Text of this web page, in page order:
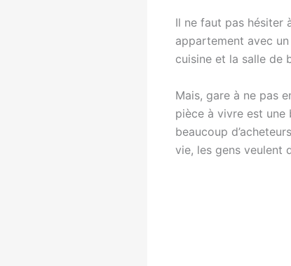
Il ne faut pas hésiter
appartement avec
cuisine et la salle de
Mais, gare à ne pas
pièce à vivre est une
beaucoup
vie, les gens veulent